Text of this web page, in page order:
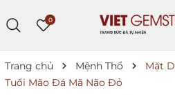
0
Trang chủ Mệnh Thổ
Mặt
Tuổi Mão Đá Mã Não Đỏ